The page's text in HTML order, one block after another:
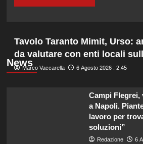
News
Tavolo Taranto Mimit, Urso:
da valutare con enti locali
Marco Vaccarella 6 Agosto 2026 : 2:45
Campi
a Napoli.
lavoro per
soluzioni”
Redazione 6